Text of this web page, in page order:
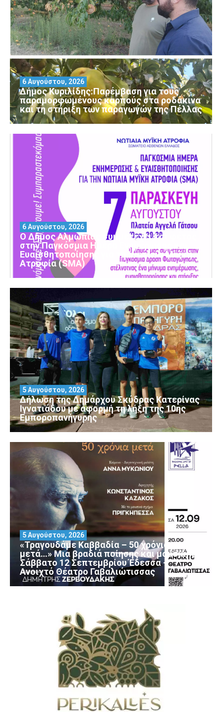
Δήμος Κυριλίδης:Παρέμβαση για τους
παραμορφωμένους καρπούς στα ροδάκινα
και τη στήριξη των παραγωγών της Πέλλας
6 Αυγούστου, 2026
Ο Δήμος Αλμωπίας συμμετέχει και φέτος
στην Παγκόσμια Ημέρα Ενημέρωσης και
Ευαισθητοποίησης για τη Νωτιαία Μυϊκή
Ατροφία (SMA)
6 Αυγούστου, 2026
Δήλωση της Δημάρχου Σκύδρας Κατερίνας
Ιγνατιάδου με αφορμή τη λήξη της 10ης
Εμποροπανήγυρης
5 Αυγούστου, 2026
«Τραγουδάμε Καββαδία – 50 χρόνια
μετά…» Μια βραδιά ποίησης και μουσικής
Σάββατο 12 Σεπτεμβρίου Έδεσσα –
Ανοιχτό Θέατρο Γαβαλιώτισσας
5 Αυγούστου, 2026